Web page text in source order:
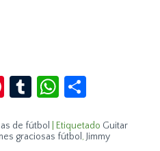
Pinterest
TumblrWhatsApp
de fútbol Etiquetado Guitar
graciosas fútbol , Jimmy